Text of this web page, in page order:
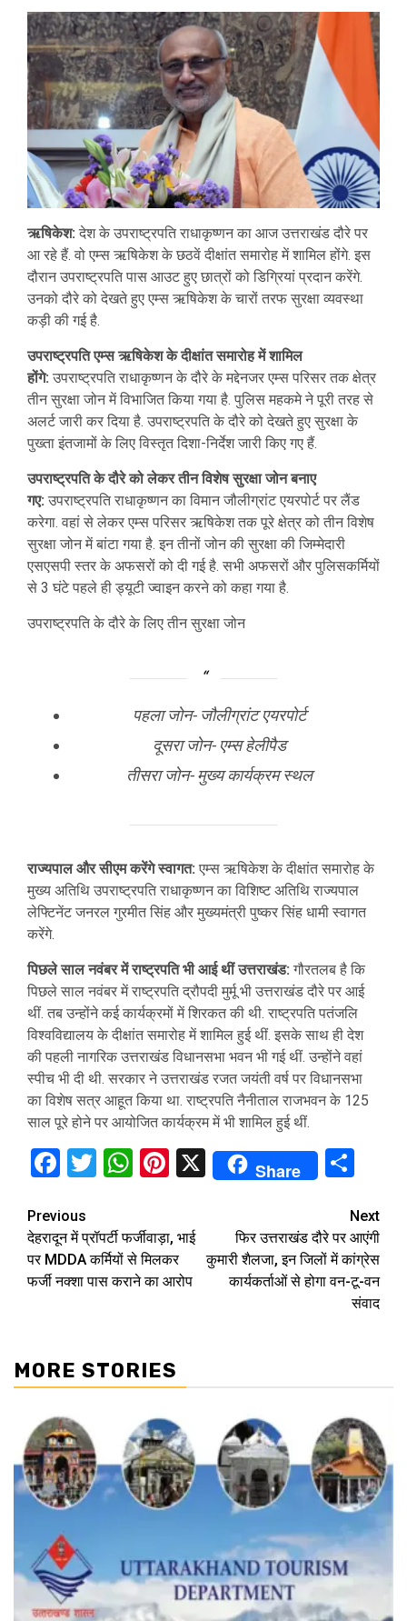
ऋषिकेश: देश के उपराष्ट्रपति राधाकृष्णन का आज उत्तराखंड दौरे पर
आ रहे हैं. वो एम्स ऋषिकेश के छठवें दीक्षांत समारोह में शामिल होंगे. इस
दौरान उपराष्ट्रपति पास आउट हुए छात्रों को डिग्रियां प्रदान करेंगे.
उनको दौरे को देखते हुए एम्स ऋषिकेश के चारों तरफ सुरक्षा व्यवस्था
कड़ी की गई है.
उपराष्ट्रपति एम्स ऋषिकेश के दीक्षांत समारोह में शामिल
होंगे: उपराष्ट्रपति राधाकृष्णन के दौरे के मद्देनजर एम्स परिसर तक क्षेत्र
तीन सुरक्षा जोन में विभाजित किया गया है. पुलिस महकमे ने पूरी तरह से
अलर्ट जारी कर दिया है. उपराष्ट्रपति के दौरे को देखते हुए सुरक्षा के
पुख्ता इंतजामों के लिए विस्तृत दिशा-निर्देश जारी किए गए हैं.
उपराष्ट्रपति के दौरे को लेकर तीन विशेष सुरक्षा जोन बनाए
गए: उपराष्ट्रपति राधाकृष्णन का विमान जौलीग्रांट एयरपोर्ट पर लैंड
करेगा. वहां से लेकर एम्स परिसर ऋषिकेश तक पूरे क्षेत्र को तीन विशेष
सुरक्षा जोन में बांटा गया है. इन तीनों जोन की सुरक्षा की जिम्मेदारी
एसएसपी स्तर के अफसरों को दी गई है. सभी अफसरों और पुलिसकर्मियों
से 3 घंटे पहले ही ड्यूटी ज्वाइन करने को कहा गया है.
उपराष्ट्रपति के दौरे के लिए तीन सुरक्षा जोन
पहला जोन- जौलीग्रांट एयरपोर्ट
दूसरा जोन- एम्स हेलीपैड
तीसरा जोन- मुख्य कार्यक्रम स्थल
राज्यपाल और सीएम करेंगे स्वागत: एम्स ऋषिकेश के दीक्षांत समारोह के
मुख्य अतिथि उपराष्ट्रपति राधाकृष्णन का विशिष्ट अतिथि राज्यपाल
लेफ्टिनेंट जनरल गुरमीत सिंह और मुख्यमंत्री पुष्कर सिंह धामी स्वागत
करेंगे.
पिछले साल नवंबर में राष्ट्रपति भी आई थीं उत्तराखंड: गौरतलब है कि
पिछले साल नवंबर में राष्ट्रपति द्रौपदी मुर्मू भी उत्तराखंड दौरे पर आई
थीं. तब उन्होंने कई कार्यक्रमों में शिरकत की थी. राष्ट्रपति पतंजलि
विश्वविद्यालय के दीक्षांत समारोह में शामिल हुई थीं. इसके साथ ही देश
की पहली नागरिक उत्तराखंड विधानसभा भवन भी गई थीं. उन्होंने वहां
स्पीच भी दी थी. सरकार ने उत्तराखंड रजत जयंती वर्ष पर विधानसभा
का विशेष सत्र आहूत किया था. राष्ट्रपति नैनीताल राजभवन के 125
साल पूरे होने पर आयोजित कार्यक्रम में भी शामिल हुई थीं.
Facebook
Twitter
WhatsApp
Pinterest
X Share
Continue
Reading
Previous
देहरादून में प्रॉपर्टी फर्जीवाड़ा, भाई
पर MDDA कर्मियों से मिलकर
फर्जी नक्शा पास कराने का आरोप
Next
फिर उत्तराखंड दौरे पर आएंगी
कुमारी शैलजा, इन जिलों में कांग्रेस
कार्यकर्ताओं से होगा वन-टू-वन
संवाद
MORE STORIES